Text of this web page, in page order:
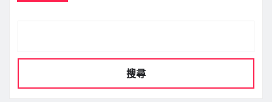
搜尋